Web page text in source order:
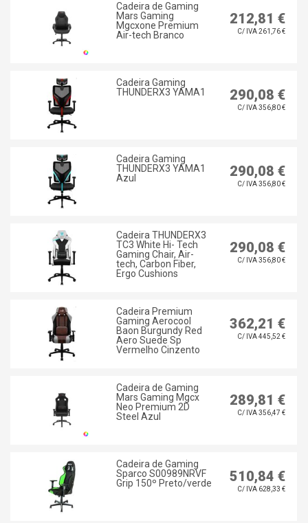
Cadeira de Gaming
Mars Gaming
Mgcxone Premium
Air-tech Branco
212,81 €
C/ IVA 261,76 €
Cadeira Gaming
THUNDERX3 YAMA1
290,08 €
C/ IVA 356,80 €
Cadeira Gaming
THUNDERX3 YAMA1
Azul
290,08 €
C/ IVA 356,80 €
Cadeira THUNDERX3
TC3 White Hi- Tech
Gaming Chair, Air-
tech, Carbon Fiber,
Ergo Cushions
290,08 €
C/ IVA 356,80 €
Cadeira Premium
Gaming Aerocool
Baon Burgundy Red
Aero Suede Sp
Vermelho Cinzento
362,21 €
C/ IVA 445,52 €
Cadeira de Gaming
Mars Gaming Mgcx
Neo Premium 2D
Steel Azul
289,81 €
C/ IVA 356,47 €
Cadeira de Gaming
Sparco S00989NRVF
Grip 150º Preto/verde
510,84 €
C/ IVA 628,33 €